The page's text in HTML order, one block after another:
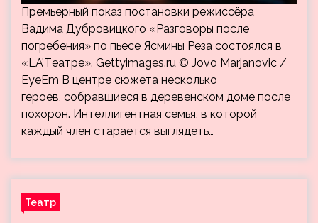
Премьерный показ постановки режиссёра
Вадима Дубровицкого «Разговоры после
погребения» по пьесе Ясмины Реза состоялся в
«LA’Tеатре». Gettyimages.ru © Jovo Marjanovic /
EyeEm В центре сюжета несколько
героев, собравшиеся в деревенском доме после
похорон. Интеллигентная семья, в которой
каждый член старается выглядеть…
Театр